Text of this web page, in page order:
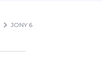
JONY 6